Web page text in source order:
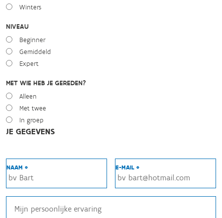
Winters
NIVEAU
Beginner
Gemiddeld
Expert
MET WIE HEB JE GEREDEN?
Alleen
Met twee
In groep
JE GEGEVENS
NAAM * E-MAIL *